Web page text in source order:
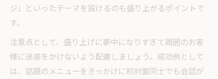
ジ」といったテーマを設けるのも盛り上がるポイントで
す。
注意点として、盛り上げに夢中になりすぎて周囲のお客
様に迷惑をかけないよう配慮しましょう。成功例として
は、話題のメニューをきっかけに初対面同士でも会話が